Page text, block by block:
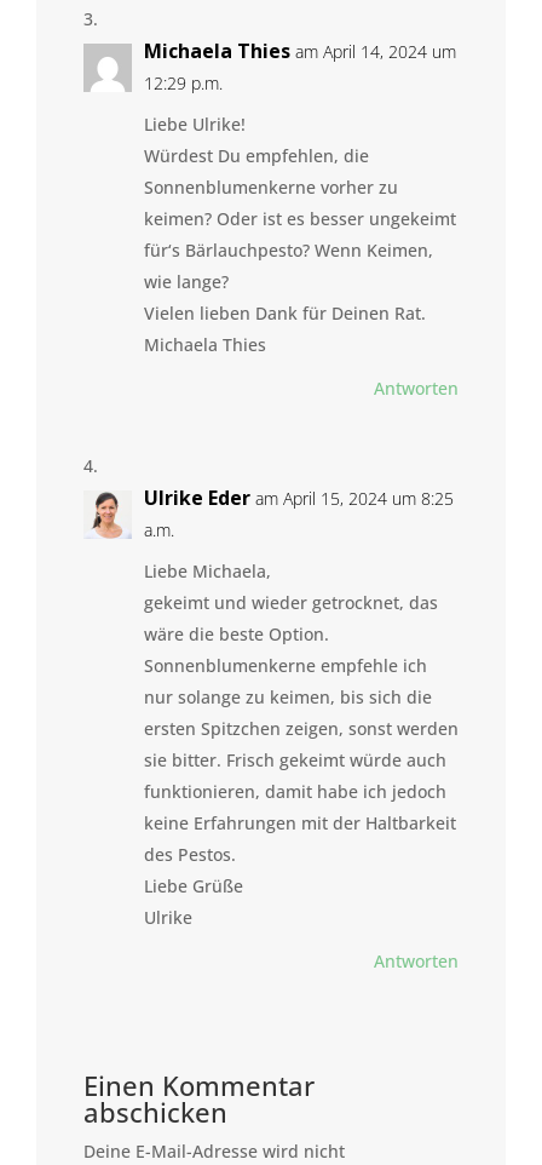
Michaela Thies am April 14, 2024 um
12:29 p.m.
Liebe Ulrike!
Würdest Du empfehlen, die
Sonnenblumenkerne vorher zu
keimen? Oder ist es besser ungekeimt
für‘s Bärlauchpesto? Wenn Keimen,
wie lange?
Vielen lieben Dank für Deinen Rat.
Michaela Thies
Antworten
Ulrike Eder am April 15, 2024 um 8:25
a.m.
Liebe Michaela,
gekeimt und wieder getrocknet, das
wäre die beste Option.
Sonnenblumenkerne empfehle ich
nur solange zu keimen, bis sich die
ersten Spitzchen zeigen, sonst werden
sie bitter. Frisch gekeimt würde auch
funktionieren, damit habe ich jedoch
keine Erfahrungen mit der Haltbarkeit
des Pestos.
Liebe Grüße
Ulrike
Antworten
Einen Kommentar
abschicken
Deine E-Mail-Adresse wird nicht